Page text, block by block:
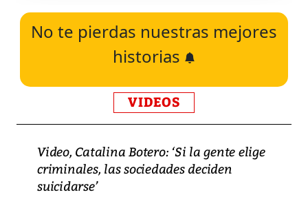
No te pierdas nuestras mejores
historias
VIDEOS
Video, Catalina Botero: ‘Si la gente elige
criminales, las sociedades deciden
suicidarse’